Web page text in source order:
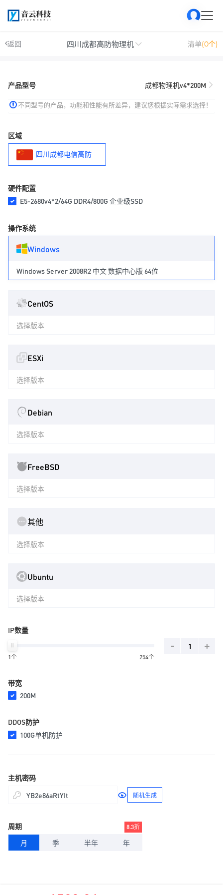
返回 四川成都高防物理机 清单(0个)
产品型号 成都物理机v4*200M
不同型号的产品，功能和性能有所差异，建议您根据实际需求选择！
区域
四川成都电信高防
硬件配置
E5-2680v4*2/64G DDR4/800G 企业级SSD
操作系统
Windows
Windows Server 2008R2 中文 数据中心版 64位
CentOS
选择版本
ESXi
选择版本
Debian
选择版本
FreeBSD
选择版本
其他
选择版本
Ubuntu
选择版本
IP数量
1个 254个
- +
带宽
200M
DDOS防护
100G单机防护
主机密码
随机生成
周期
月
季 半年 年
8.3折